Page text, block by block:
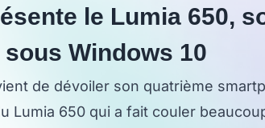
le Lumia 650,
Windows 10
de dévoiler son quatrième
Lumia 650 qui a fait couler